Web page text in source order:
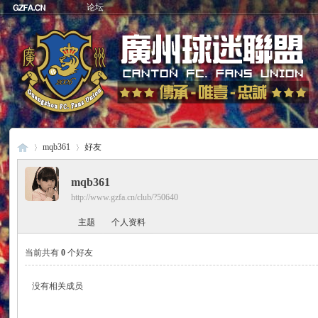
论坛
mqb361 好友
mqb361
http://www.gzfa.cn/club/?50640
主题 个人资料
当前共有0 个好友
没有相关成员